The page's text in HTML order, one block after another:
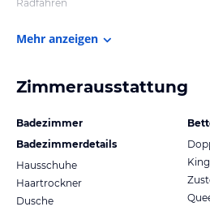
Radfahren
Mehr anzeigen
Zimmerausstattung
Badezimmer
Badezimmerdetails
Hausschuhe
Haartrockner
Dusche